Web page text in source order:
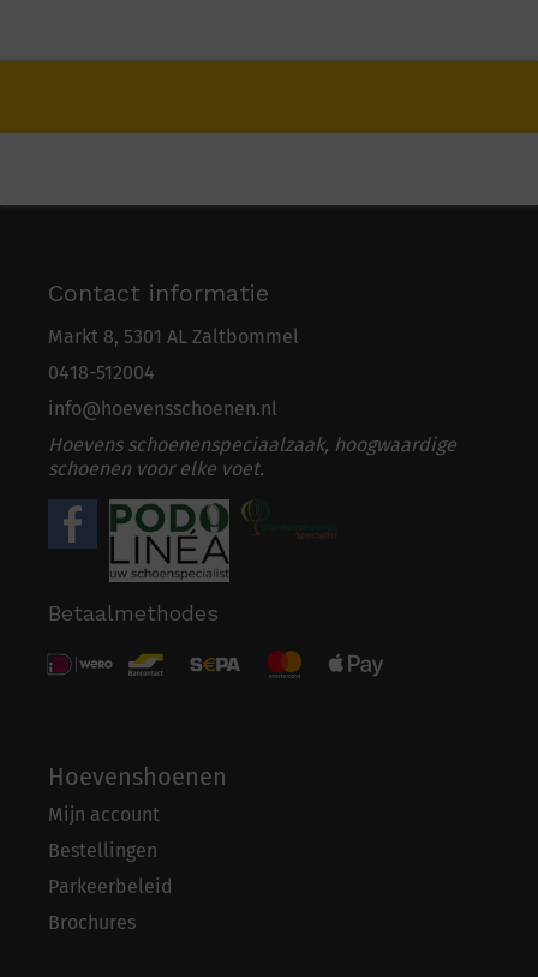
Contact informatie
Markt 8, 5301 AL Zaltbommel
0418-512004
info@hoevensschoenen.nl
Hoevens schoenenspeciaalzaak, hoogwaardige
schoenen voor elke voet.
Betaalmethodes
Hoevenshoenen
Mijn account
Bestellingen
Parkeerbeleid
Brochures